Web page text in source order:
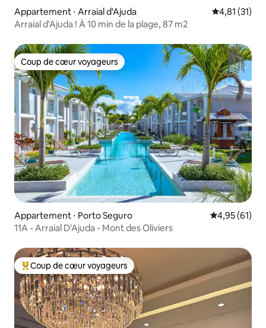
Appartement ⋅ Arraial d'Ajuda Évaluation
4,81 (31)
Arraial d'Ajuda ! À 10 min de la plage, 87 m2
Coup de cœur voyageurs
Coup de cœur voyageurs
Appartement ⋅ Porto Seguro Évaluation
4,95 (61)
11A - Arraial D'Ajuda - Mont des Oliviers
Coups de cœur voyageurs les plus appréciés
Coup de cœur voyageurs